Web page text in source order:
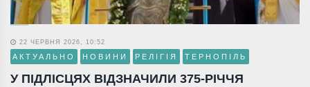
22 ЧЕРВНЯ 2026, 10:52
АКТУАЛЬНО НОВИНИ РЕЛІГІЯ ТЕРНОПІЛЬ
У ПІДЛІСЦЯХ ВІДЗНАЧИЛИ 375-РІЧЧЯ